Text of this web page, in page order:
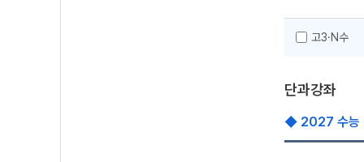
고3·N수
단과강좌
◆ 2027 수능